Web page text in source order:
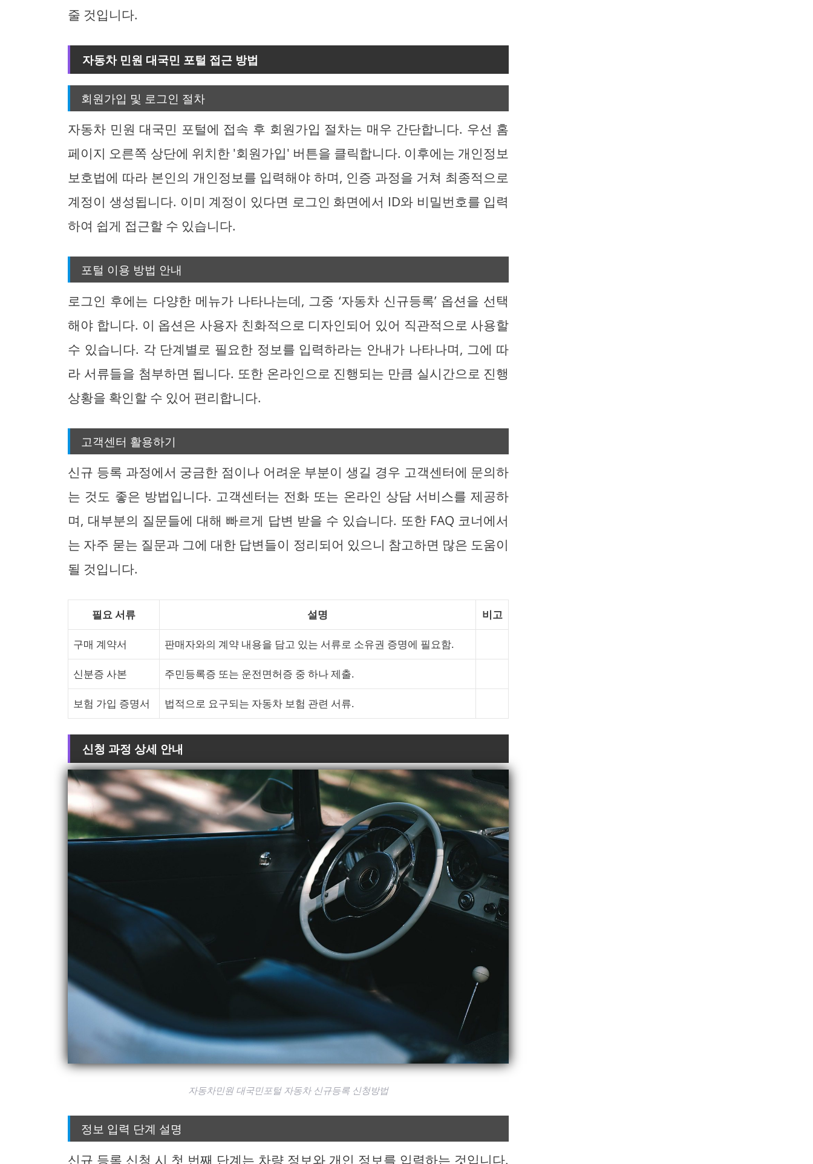
줄 것입니다.
자동차 민원 대국민 포털 접근 방법
회원가입 및 로그인 절차
자동차 민원 대국민 포털에 접속 후 회원가입 절차는 매우 간단합니다. 우선 홈
페이지 오른쪽 상단에 위치한 '회원가입' 버튼을 클릭합니다. 이후에는 개인정보
보호법에 따라 본인의 개인정보를 입력해야 하며, 인증 과정을 거쳐 최종적으로
계정이 생성됩니다. 이미 계정이 있다면 로그인 화면에서 ID와 비밀번호를 입력
하여 쉽게 접근할 수 있습니다.
포털 이용 방법 안내
로그인 후에는 다양한 메뉴가 나타나는데, 그중 ‘자동차 신규등록’ 옵션을 선택
해야 합니다. 이 옵션은 사용자 친화적으로 디자인되어 있어 직관적으로 사용할
수 있습니다. 각 단계별로 필요한 정보를 입력하라는 안내가 나타나며, 그에 따
라 서류들을 첨부하면 됩니다. 또한 온라인으로 진행되는 만큼 실시간으로 진행
상황을 확인할 수 있어 편리합니다.
고객센터 활용하기
신규 등록 과정에서 궁금한 점이나 어려운 부분이 생길 경우 고객센터에 문의하
는 것도 좋은 방법입니다. 고객센터는 전화 또는 온라인 상담 서비스를 제공하
며, 대부분의 질문들에 대해 빠르게 답변 받을 수 있습니다. 또한 FAQ 코너에서
는 자주 묻는 질문과 그에 대한 답변들이 정리되어 있으니 참고하면 많은 도움이
될 것입니다.
필요 서류 설명 비고
구매 계약서 판매자와의 계약 내용을 담고 있는 서류로 소유권 증명에 필요함.
신분증 사본 주민등록증 또는 운전면허증 중 하나 제출.
보험 가입 증명서 법적으로 요구되는 자동차 보험 관련 서류.
신청 과정 상세 안내
자동차민원 대국민포털 자동차 신규등록 신청방법
정보 입력 단계 설명
신규 등록 신청 시 첫 번째 단계는 차량 정보와 개인 정보를 입력하는 것입니다.